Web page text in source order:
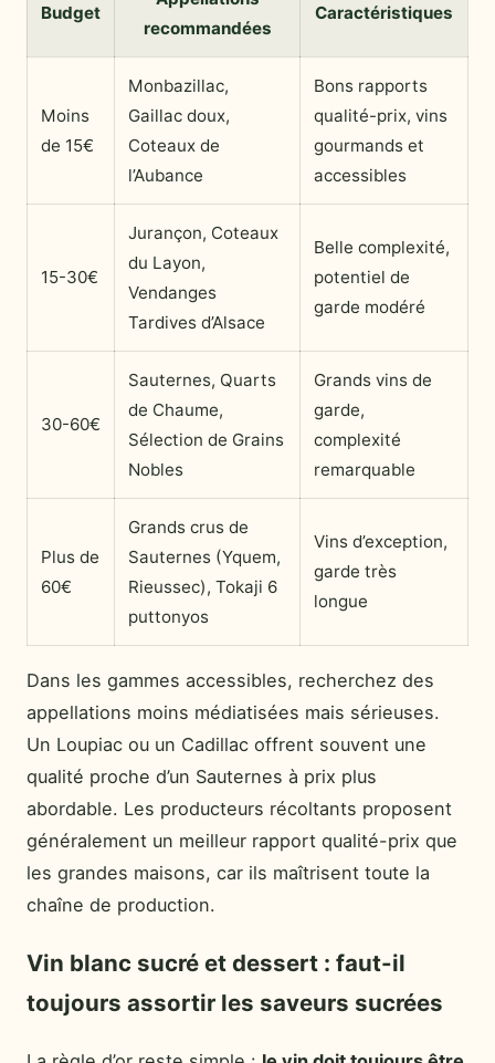
Budget
recommandées
Caractéristiques
Moins
de 15€
Monbazillac,
Gaillac doux,
Coteaux de
l’Aubance
Bons rapports
qualité-prix, vins
gourmands et
accessibles
15-30€
Jurançon, Coteaux
du Layon,
Vendanges
Tardives d’Alsace
Belle complexité,
potentiel de
garde modéré
30-60€
Sauternes, Quarts
de Chaume,
Sélection de Grains
Nobles
Grands vins de
garde,
complexité
remarquable
Plus de
60€
Grands crus de
Sauternes (Yquem,
Rieussec), Tokaji 6
puttonyos
Vins d’exception,
garde très
longue
Dans les gammes accessibles, recherchez des
appellations moins médiatisées mais sérieuses.
Un Loupiac ou un Cadillac offrent souvent une
qualité proche d’un Sauternes à prix plus
abordable. Les producteurs récoltants proposent
généralement un meilleur rapport qualité-prix que
les grandes maisons, car ils maîtrisent toute la
chaîne de production.
Vin blanc sucré et dessert : faut-il
toujours assortir les saveurs sucrées